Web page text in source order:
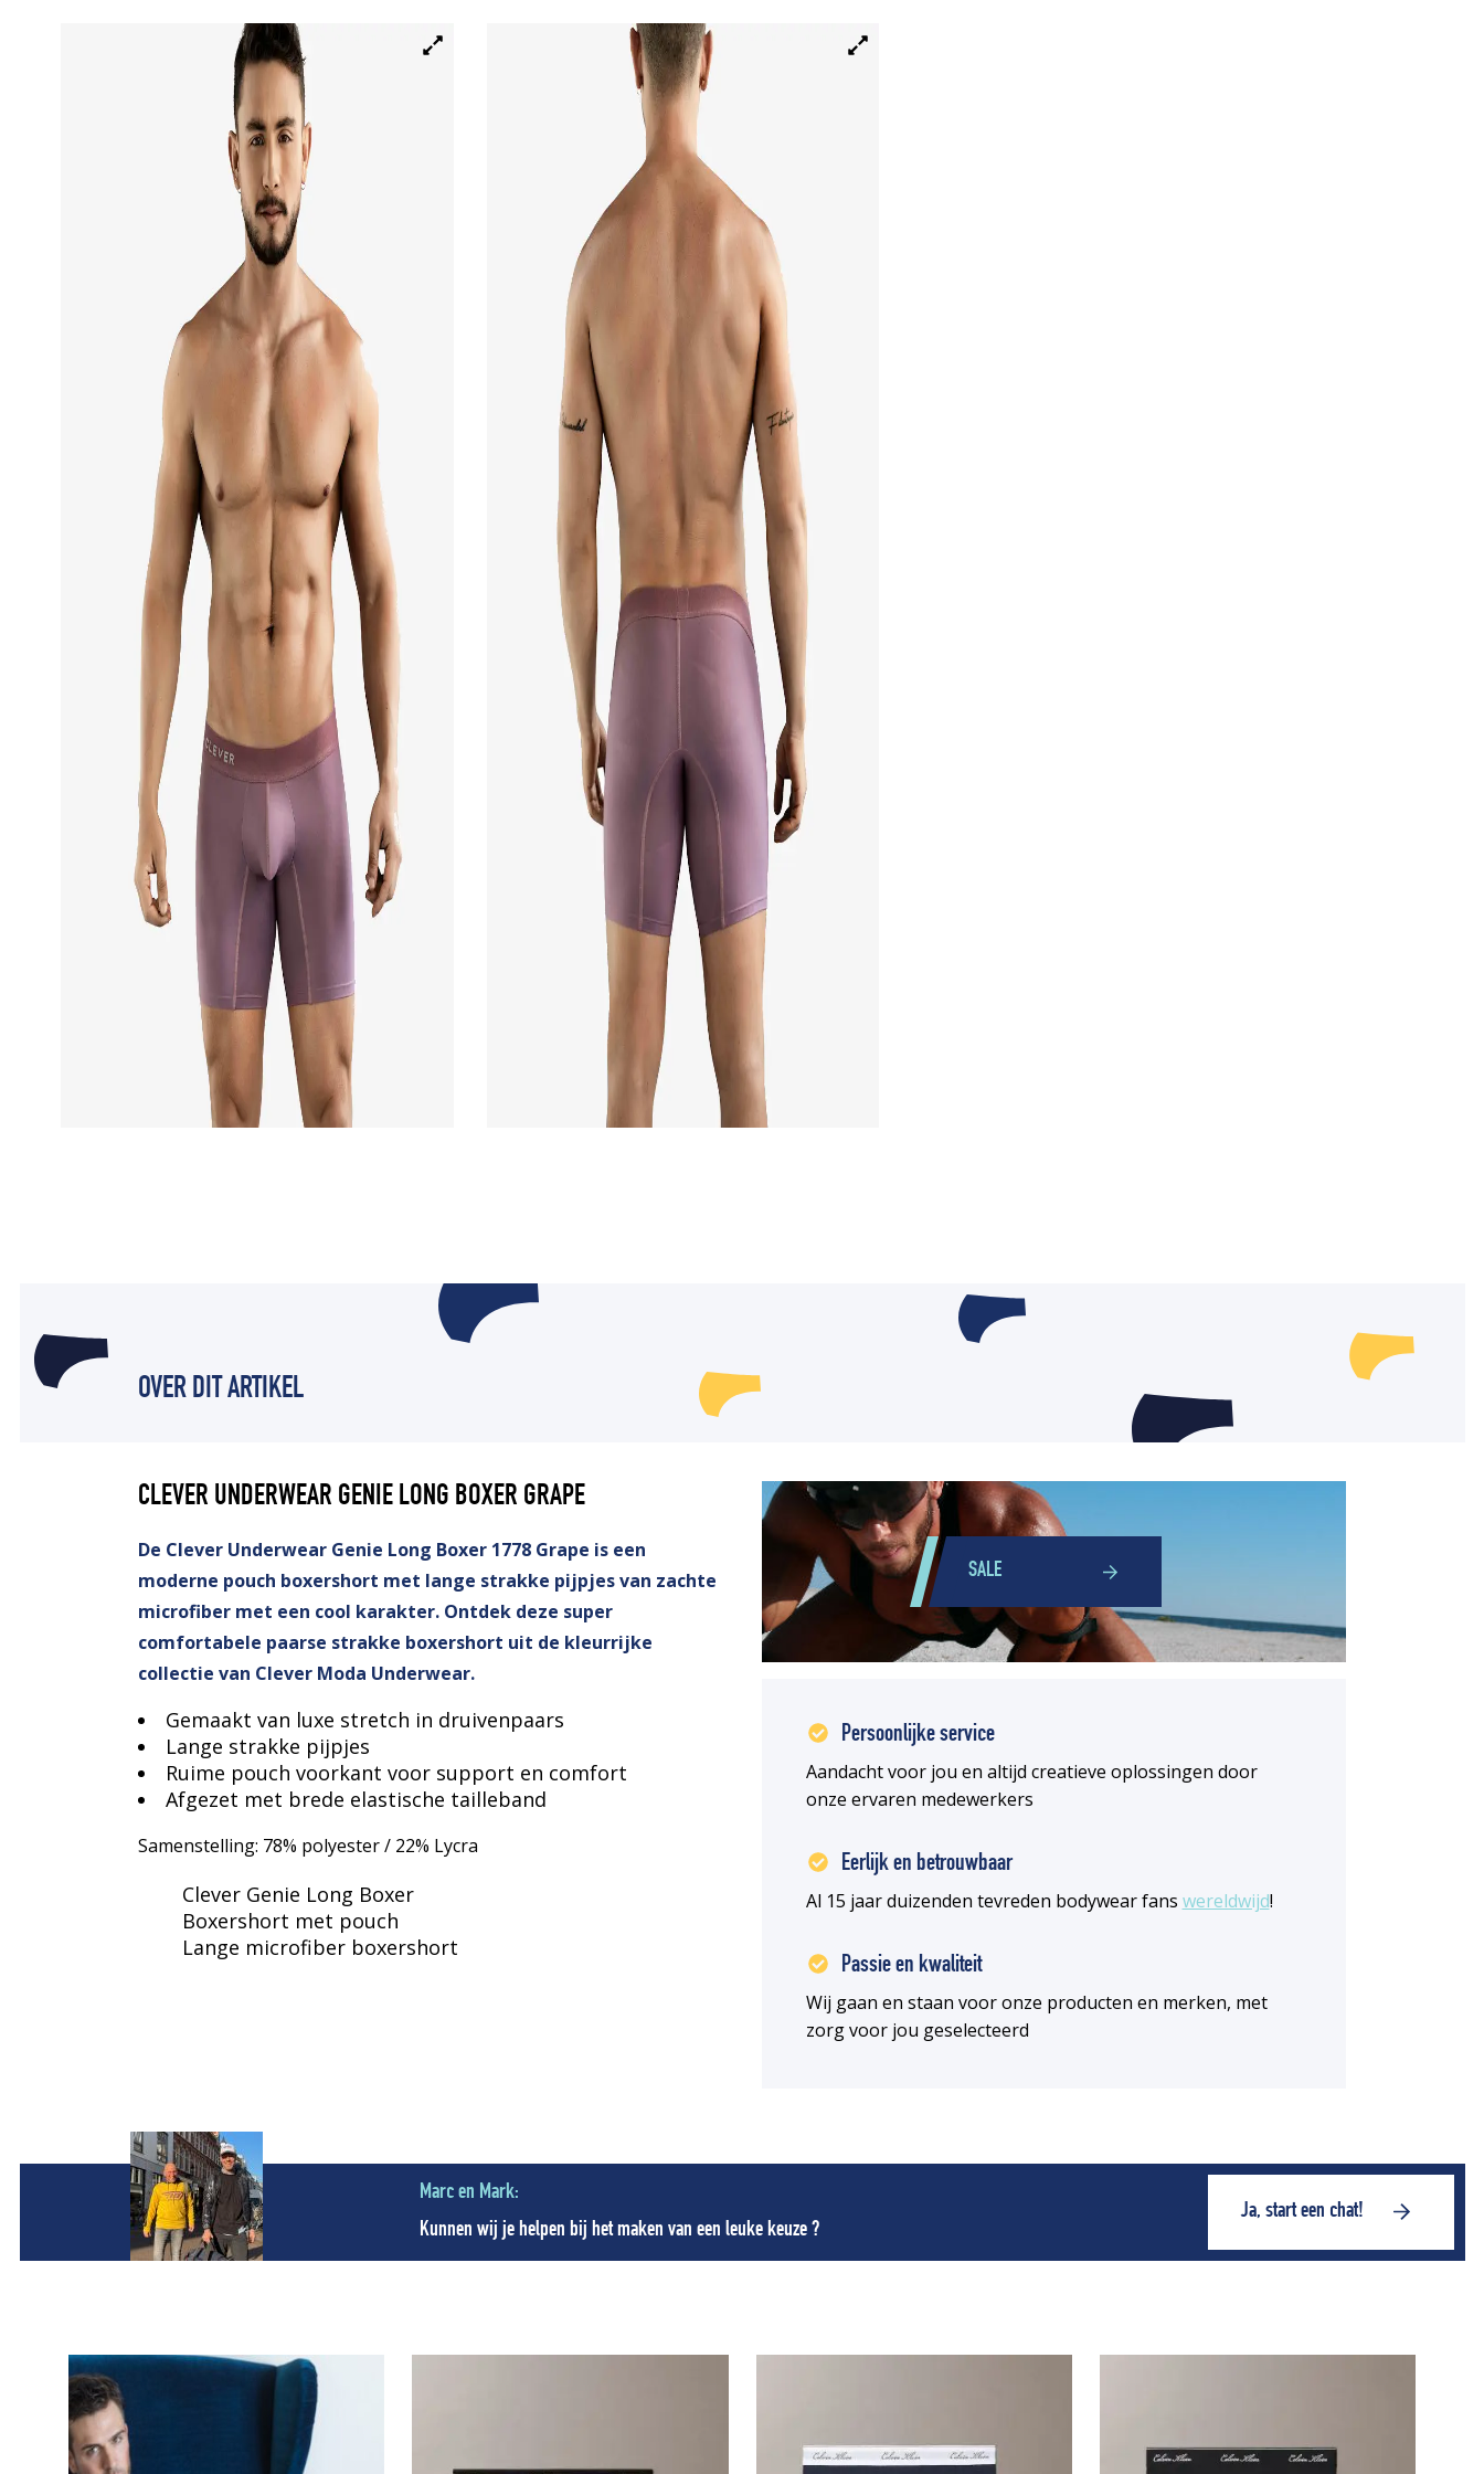
OVER DIT ARTIKEL
CLEVER UNDERWEAR GENIE LONG BOXER GRAPE
De Clever Underwear Genie Long Boxer 1778 Grape is een
moderne pouch boxershort met lange strakke pijpjes van zachte
microfiber met een cool karakter. Ontdek deze super
comfortabele paarse strakke boxershort uit de kleurrijke
collectie van Clever Moda Underwear.
Gemaakt van luxe stretch in druivenpaars
Lange strakke pijpjes
Ruime pouch voorkant voor support en comfort
Afgezet met brede elastische tailleband
Samenstelling: 78% polyester / 22% Lycra
Clever Genie Long Boxer
Boxershort met pouch
Lange microfiber boxershort
SALE
Persoonlijke service
Aandacht voor jou en altijd creatieve oplossingen door
onze ervaren medewerkers
Eerlijk en betrouwbaar
Al 15 jaar duizenden tevreden bodywear fans wereldwijd!
Passie en kwaliteit
Wij gaan en staan voor onze producten en merken, met
zorg voor jou geselecteerd
Marc en Mark:
Kunnen wij je helpen bij het maken van een leuke keuze ?
Ja, start een chat!